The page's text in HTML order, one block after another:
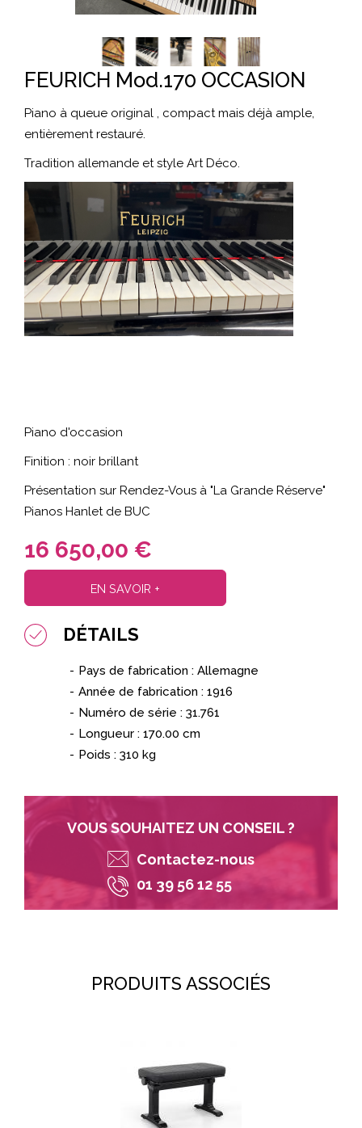
FEURICH Mod.170 OCCASION
Piano à queue original , compact mais déjà ample,
entièrement restauré.
Tradition allemande et style Art Déco.
Piano d'occasion
Finition : noir brillant
Présentation sur Rendez-Vous à "La Grande Réserve"
Pianos Hanlet de BUC
16 650,00 €
EN SAVOIR +
DÉTAILS
Pays de fabrication : Allemagne
Année de fabrication : 1916
Numéro de série : 31.761
Longueur : 170.00 cm
Poids : 310 kg
VOUS SOUHAITEZ UN CONSEIL ?
Contactez-nous
01 39 56 12 55
PRODUITS ASSOCIÉS